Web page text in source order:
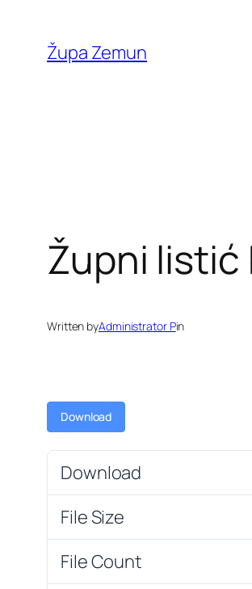
content
Župa Zemun
Župni listić
Written byAdministrator Pin
Download
Download
File Size
File Count